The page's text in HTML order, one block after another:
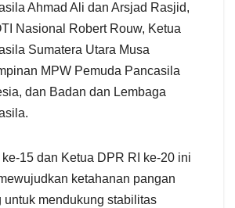
Ahmad Ali dan Arsjad Rasjid,
Nasional Robert Rouw, Ketua
Sumatera Utara Musa
MPW Pemuda Pancasila
dan Badan dan Lembaga
15 dan Ketua DPR RI ke-20 ini
ketahanan pangan
untuk mendukung stabilitas